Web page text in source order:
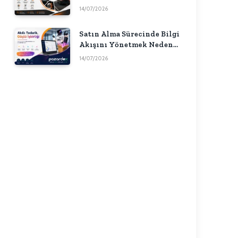
Fikir Verebilir?
14/07/2026
Satın Alma Sürecinde Bilgi
Akışını Yönetmek Neden
Önemlidir?
14/07/2026